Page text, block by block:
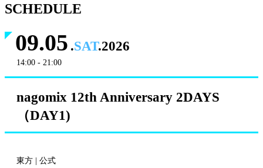
SCHEDULE
09.05 .SAT.2026
14:00 - 21:00
nagomix 12th Anniversary 2DAYS
（DAY1)
東方 | 公式